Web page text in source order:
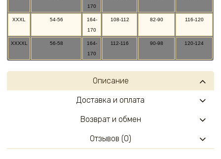
170
XXXL 54-56
164-
170
108-112 82-90 116-120
XXXXL 56-58
164-
170
112-116 90-98 120-124
Описание
Доставка и оплата
Возврат и обмен
Отзывов (0)